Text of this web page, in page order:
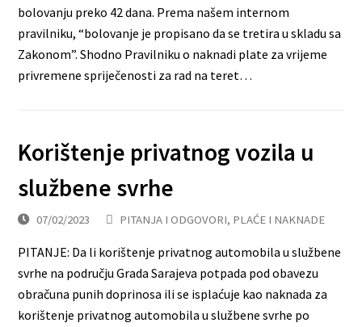
bolovanju preko 42 dana. Prema našem internom
pravilniku, “bolovanje je propisano da se tretira u skladu sa
Zakonom”. Shodno Pravilniku o naknadi plate za vrijeme
privremene spriječenosti za rad na teret…
Korištenje privatnog vozila u
službene svrhe
07/02/2023 PITANJA I ODGOVORI, PLAĆE I NAKNADE
PITANJE: Da li korištenje privatnog automobila u službene
svrhe na području Grada Sarajeva potpada pod obavezu
obračuna punih doprinosa ili se isplaćuje kao naknada za
korištenje privatnog automobila u službene svrhe po